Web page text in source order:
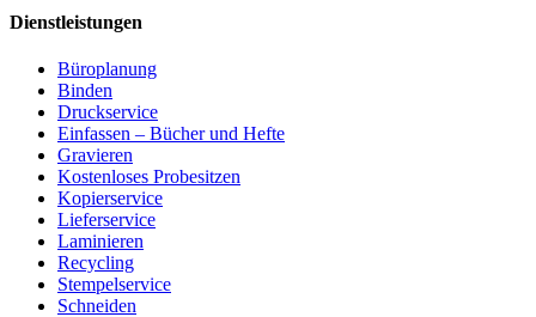
Dienstleistungen
Büroplanung
Binden
Druckservice
Einfassen – Bücher und Hefte
Gravieren
Kostenloses Probesitzen
Kopierservice
Lieferservice
Laminieren
Recycling
Stempelservice
Schneiden